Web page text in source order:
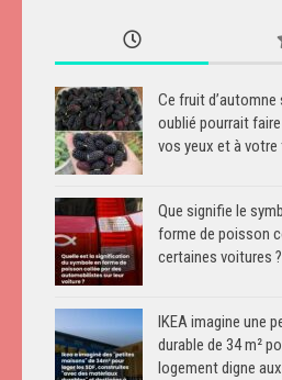
Ce fruit
oublié pourrait
vos yeux et à
Que signifie le
forme de poisson
certaines voitures ?
IKEA imagine une
durable de 34 m²
logement digne